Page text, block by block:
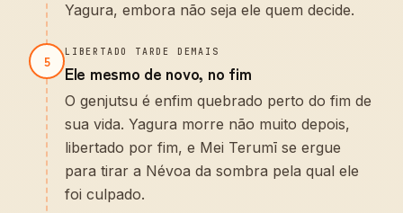
Yagura, embora não seja ele quem decide.
5
LIBERTADO TARDE DEMAIS
Ele mesmo de novo, no fim
O genjutsu é enfim quebrado perto do fim de
sua vida. Yagura morre não muito depois,
libertado por fim, e Mei Terumī se ergue
para tirar a Névoa da sombra pela qual ele
foi culpado.